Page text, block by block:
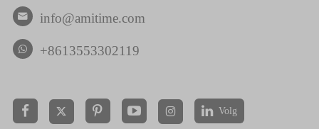
 info@amitime.com
+8613553302119
  Volg